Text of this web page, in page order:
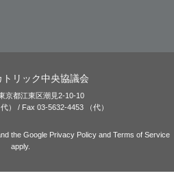
トリック中央協議会
京都江東区潮見2-10-10
） / Fax 03-5632-4453 （代）
the Google Privacy Policy and Terms of Service
apply.